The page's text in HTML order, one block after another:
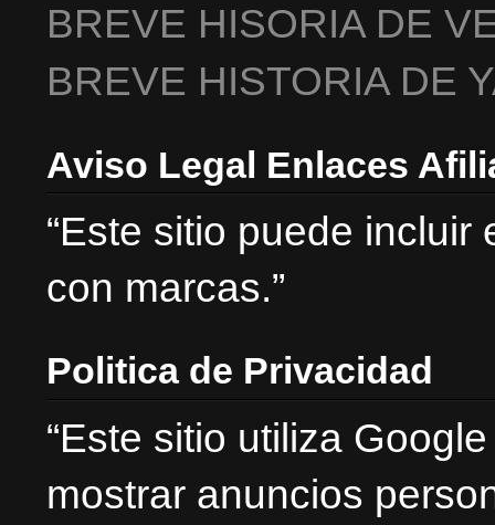
BREVE HISORIA DE
BREVE HISTORIA DE
Aviso Legal Enlaces
“Este sitio puede
con marcas.”
Politica de Privacidad
“Este sitio utiliza
mostrar anuncios